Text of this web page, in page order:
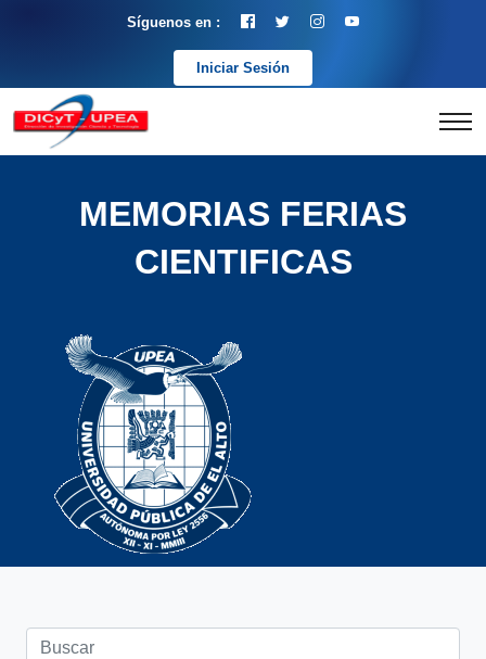
Síguenos en :
Iniciar Sesión
MEMORIAS FERIAS
CIENTIFICAS